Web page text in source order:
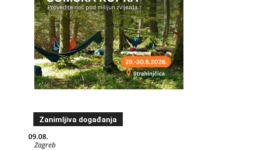
Zanimljiva događanja
09.08.
Zagreb